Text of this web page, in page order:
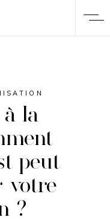
la
peut
votre
?